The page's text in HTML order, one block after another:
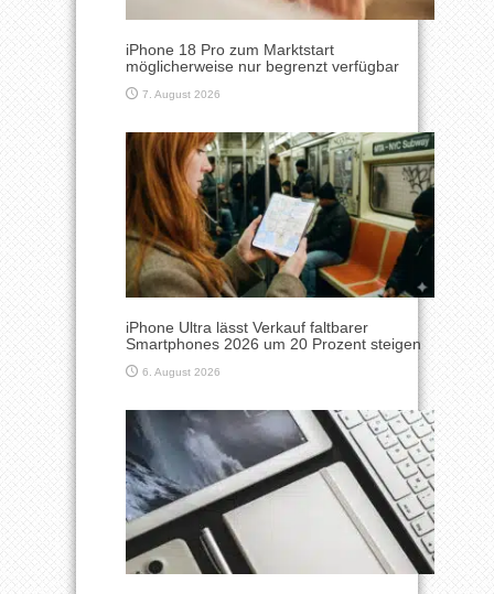
iPhone 18 Pro zum Marktstart
möglicherweise nur begrenzt verfügbar
7. August 2026
iPhone Ultra lässt Verkauf faltbarer
Smartphones 2026 um 20 Prozent steigen
6. August 2026